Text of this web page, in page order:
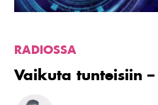
RADIOSSA
Vaikuta tunteisiin